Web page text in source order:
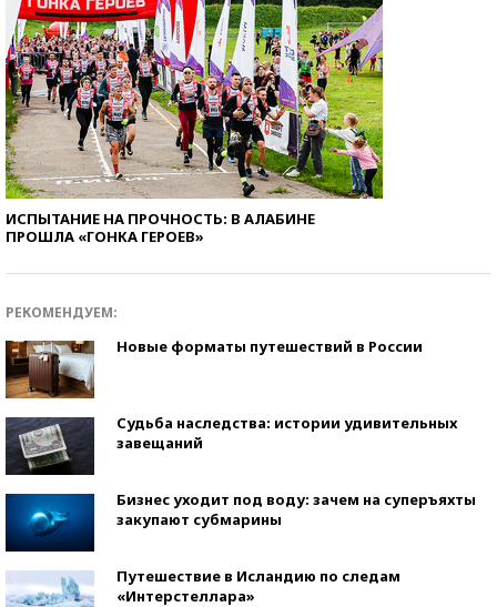
ИСПЫТАНИЕ НА ПРОЧНОСТЬ: В АЛАБИНЕ
ПРОШЛА «ГОНКА ГЕРОЕВ»
РЕКОМЕНДУЕМ:
Новые форматы путешествий в России
Судьба наследства: истории удивительных
завещаний
Бизнес уходит под воду: зачем на суперъяхты
закупают субмарины
Путешествие в Исландию по следам
«Интерстеллара»